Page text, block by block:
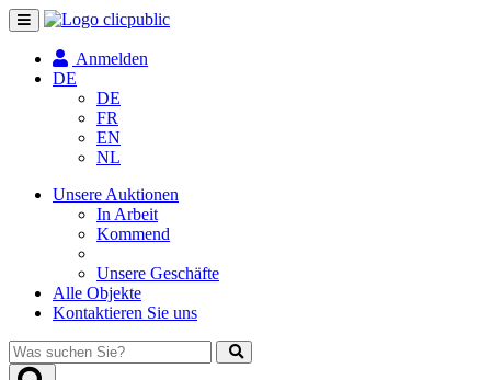
Navigation
umschalten
Anmelden
DE
DE
FR
EN
NL
Unsere Auktionen
In Arbeit
Kommend
Unsere Geschäfte
Alle Objekte
Kontaktieren Sie uns
Was
suchen